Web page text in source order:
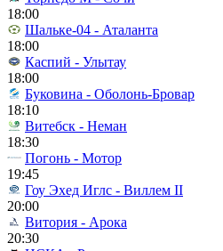
18:00
Шальке-04 - Аталанта
18:00
Каспий - Улытау
18:00
Буковина - Оболонь-Бровар
18:10
Витебск - Неман
18:30
Погонь - Мотор
19:45
Гоу Эхед Иглс - Виллем II
20:00
Витория - Арока
20:30